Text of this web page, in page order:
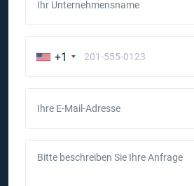
Ihr Unternehmensname
+1
Ihre E-Mail-Adresse
Bitte beschreiben Sie Ihre Anfrage